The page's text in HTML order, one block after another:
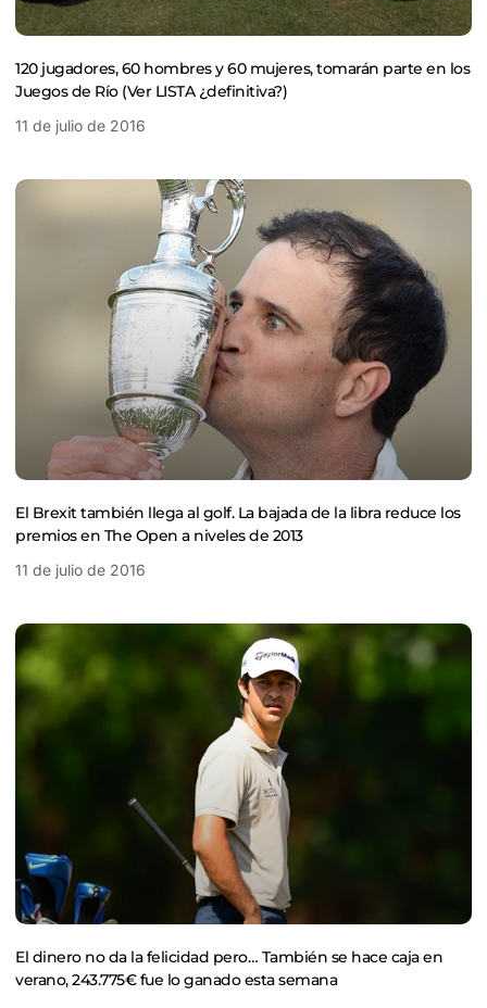
120 jugadores, 60 hombres y 60 mujeres, tomarán parte en los
Juegos de Río (Ver LISTA ¿definitiva?)
11 de julio de 2016
El Brexit también llega al golf. La bajada de la libra reduce los
premios en The Open a niveles de 2013
11 de julio de 2016
El dinero no da la felicidad pero… También se hace caja en
verano, 243.775€ fue lo ganado esta semana